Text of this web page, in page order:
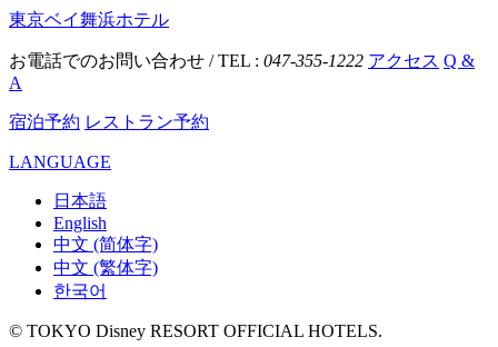
東京ベイ舞浜ホテル
お電話でのお問い合わせ / TEL : 047-355-1222 アクセス Q &
A
宿泊予約 レストラン予約
LANGUAGE
日本語
English
中文 (简体字)
中文 (繁体字)
한국어
© TOKYO Disney RESORT OFFICIAL HOTELS.